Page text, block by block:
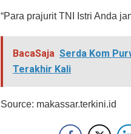
“Para prajurit TNI Istri Anda
BacaSaja Serda Kom
Terakhir Kali
Source: makassar.terkini.id